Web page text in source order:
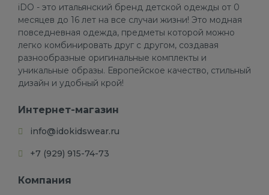
iDO - это итальянский бренд детской одежды от 0
месяцев до 16 лет на все случаи жизни! Это модная
повседневная одежда, предметы которой можно
легко комбинировать друг с другом, создавая
разнообразные оригинальные комплекты и
уникальные образы. Европейское качество, стильный
дизайн и удобный крой!
Интернет-магазин
info@idokidswear.ru
+7 (929) 915-74-73
Компания